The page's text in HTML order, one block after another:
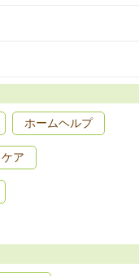
ホームヘルプ
ア